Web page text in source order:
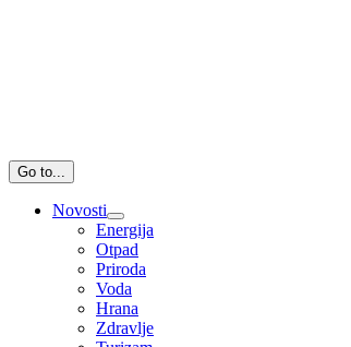
Go to...
Novosti
Energija
Otpad
Priroda
Voda
Hrana
Zdravlje